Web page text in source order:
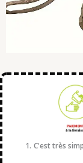
C'est très